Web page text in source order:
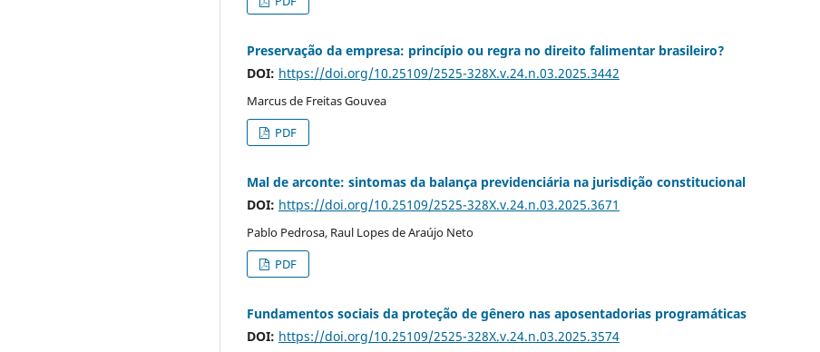
Preservação da empresa: princípio ou regra no direito falimentar brasileiro?
DOI: https://doi.org/10.25109/2525-328X.v.24.n.03.2025.3442
Marcus de Freitas Gouvea
PDF
Mal de arconte: sintomas da balança previdenciária na jurisdição constitucional
DOI: https://doi.org/10.25109/2525-328X.v.24.n.03.2025.3671
Pablo Pedrosa, Raul Lopes de Araújo Neto
PDF
Fundamentos sociais da proteção de gênero nas aposentadorias programáticas
DOI: https://doi.org/10.25109/2525-328X.v.24.n.03.2025.3574